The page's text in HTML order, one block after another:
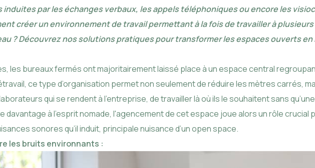
induites par les échanges verbaux, les appels téléphoniques ou encore les
créer un environnement de travail permettant à la fois de travailler à
? Découvrez nos solutions pratiques pour transformer les espaces ouverts
les bureaux fermés ont majoritairement laissé place à un espace central
ce type d’organisation permet non seulement de réduire les mètres carrés,
qui se rendent à l’entreprise, de travailler là où ils le souhaitent sans
davantage à l’esprit nomade, l'agencement de cet espace joue alors un rôle crucial
sonores qu’il induit, principale nuisance d’un open space.
les bruits environnants :